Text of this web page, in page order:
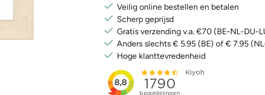
Veilig online bestellen en betalen
Scherp geprijsd
Gratis verzending v.a. €70 (BE-NL-DU-
Anders slechts € 5.95 (BE) of € 7.95
Hoge klanttevredenheid